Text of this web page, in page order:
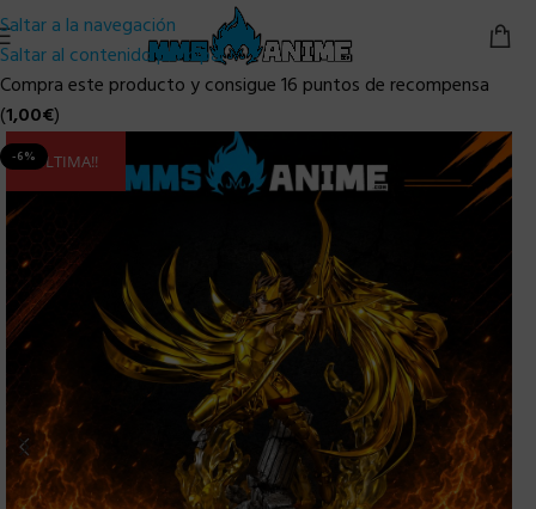
Saltar a la navegación
Saltar al contenido principal
Compra este producto y consigue 16 puntos de recompensa
(1,00€)
-6%ULTIMA!!